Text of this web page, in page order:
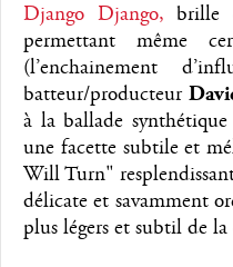
Django Django, brille
permettant même
(l’enchainement
batteur/producteur
à la ballade
une facette subtile et
Will Turn"
délicate et savamment
plus légers et subtil de